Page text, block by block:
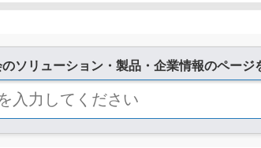
ソリューション・製品・企業情報のページ